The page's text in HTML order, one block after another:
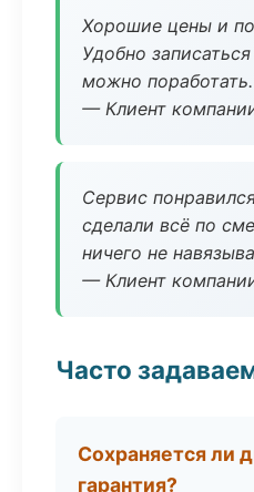
Хорошие цены и
Удобно
можно поработать.
— Клиент
Сервис
сделали всё по
ничего не
— Клиент
Часто
Сохраняется ли
гарантия?